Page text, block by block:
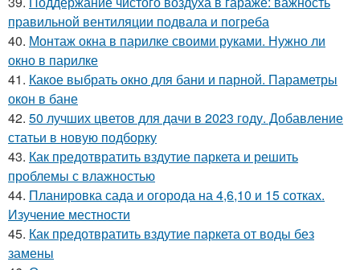
правильной вентиляции подвала и погреба
40. Монтаж окна в парилке своими руками. Нужно ли
окно в парилке
41. Какое выбрать окно для бани и парной. Параметры
окон в бане
42. 50 лучших цветов для дачи в 2023 году. Добавление
статьи в новую подборку
43. Как предотвратить вздутие паркета и решить
проблемы с влажностью
44. Планировка сада и огорода на 4,6,10 и 15 сотках.
Изучение местности
45. Как предотвратить вздутие паркета от воды без
замены